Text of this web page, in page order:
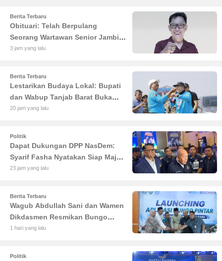
Berita Terbaru
Obituari: Telah Berpulang
Seorang Wartawan Senior Jambi
Hery Farmansyah atau Hery
3 jam yang lalu
Berita Terbaru
Lestarikan Budaya Lokal: Bupati
dan Wabup Tanjab Barat Buka
Lomba Sauk'an Layangan
20 jam yang lalu
Politik
Dapat Dukungan DPP NasDem:
Syarif Fasha Nyatakan Siap Maju
di Pilgub Jambi
23 jam yang lalu
Berita Terbaru
Wagub Abdullah Sani dan Wamen
Dikdasmen Resmikan Bungo
Pintar: Dorong Digitalisasi
1 hari yang lalu
Politik